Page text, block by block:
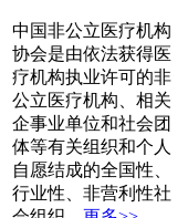
中国非公立医疗机构
协会是由依法获得医
疗机构执业许可的非
公立医疗机构、相关
企事业单位和社会团
体等有关组织和个人
自愿结成的全国性、
行业性、非营利性社